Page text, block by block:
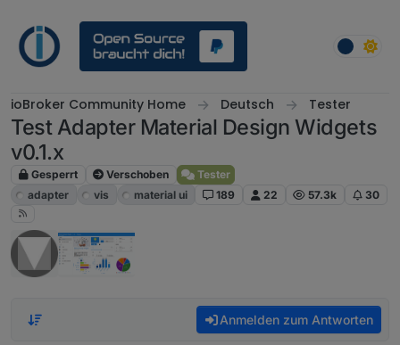
ioBroker Community Home Deutsch Tester
Test Adapter Material Design Widgets
v0.1.x
Gesperrt Verschoben
Tester
adapter
vis material ui 189 22 57.3k 30
Anmelden zum Antworten